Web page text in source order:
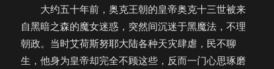
大约五十年前，奥克王朝的皇帝奥克十三世被来
自黑暗之森的魔女迷惑，突然间沉迷于黑魔法，不理
朝政。当时艾荷斯努耶大陆各种天灾肆虐，民不聊
生，他身为皇帝却完全不顾这些，反而一门心思琢磨